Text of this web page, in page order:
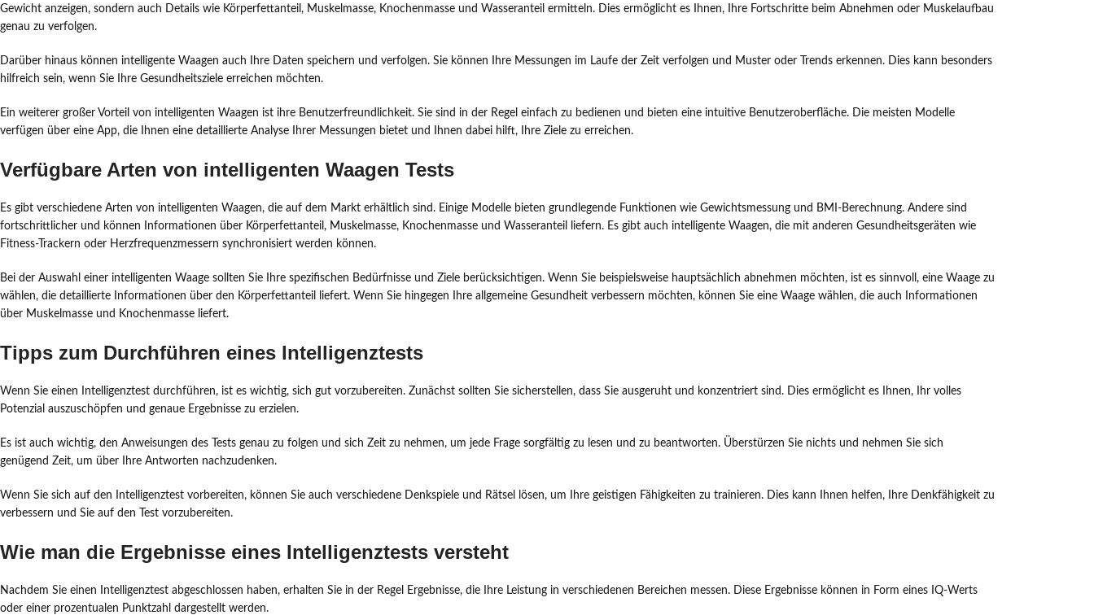
Gewicht anzeigen, sondern auch Details wie Körperfettanteil, Muskelmasse, Knochenmasse und Wasseranteil ermitteln. Dies ermöglicht es Ihnen, Ihre Fortschritte beim Abnehmen oder Muskelaufbau
genau zu verfolgen.
Darüber hinaus können intelligente Waagen auch Ihre Daten speichern und verfolgen. Sie können Ihre Messungen im Laufe der Zeit verfolgen und Muster oder Trends erkennen. Dies kann besonders
hilfreich sein, wenn Sie Ihre Gesundheitsziele erreichen möchten.
Ein weiterer großer Vorteil von intelligenten Waagen ist ihre Benutzerfreundlichkeit. Sie sind in der Regel einfach zu bedienen und bieten eine intuitive Benutzeroberfläche. Die meisten Modelle
verfügen über eine App, die Ihnen eine detaillierte Analyse Ihrer Messungen bietet und Ihnen dabei hilft, Ihre Ziele zu erreichen.
Verfügbare Arten von intelligenten Waagen Tests
Es gibt verschiedene Arten von intelligenten Waagen, die auf dem Markt erhältlich sind. Einige Modelle bieten grundlegende Funktionen wie Gewichtsmessung und BMI-Berechnung. Andere sind
fortschrittlicher und können Informationen über Körperfettanteil, Muskelmasse, Knochenmasse und Wasseranteil liefern. Es gibt auch intelligente Waagen, die mit anderen Gesundheitsgeräten wie
Fitness-Trackern oder Herzfrequenzmessern synchronisiert werden können.
Bei der Auswahl einer intelligenten Waage sollten Sie Ihre spezifischen Bedürfnisse und Ziele berücksichtigen. Wenn Sie beispielsweise hauptsächlich abnehmen möchten, ist es sinnvoll, eine Waage zu
wählen, die detaillierte Informationen über den Körperfettanteil liefert. Wenn Sie hingegen Ihre allgemeine Gesundheit verbessern möchten, können Sie eine Waage wählen, die auch Informationen
über Muskelmasse und Knochenmasse liefert.
Tipps zum Durchführen eines Intelligenztests
Wenn Sie einen Intelligenztest durchführen, ist es wichtig, sich gut vorzubereiten. Zunächst sollten Sie sicherstellen, dass Sie ausgeruht und konzentriert sind. Dies ermöglicht es Ihnen, Ihr volles
Potenzial auszuschöpfen und genaue Ergebnisse zu erzielen.
Es ist auch wichtig, den Anweisungen des Tests genau zu folgen und sich Zeit zu nehmen, um jede Frage sorgfältig zu lesen und zu beantworten. Überstürzen Sie nichts und nehmen Sie sich
genügend Zeit, um über Ihre Antworten nachzudenken.
Wenn Sie sich auf den Intelligenztest vorbereiten, können Sie auch verschiedene Denkspiele und Rätsel lösen, um Ihre geistigen Fähigkeiten zu trainieren. Dies kann Ihnen helfen, Ihre Denkfähigkeit zu
verbessern und Sie auf den Test vorzubereiten.
Wie man die Ergebnisse eines Intelligenztests versteht
Nachdem Sie einen Intelligenztest abgeschlossen haben, erhalten Sie in der Regel Ergebnisse, die Ihre Leistung in verschiedenen Bereichen messen. Diese Ergebnisse können in Form eines IQ-Werts
oder einer prozentualen Punktzahl dargestellt werden.